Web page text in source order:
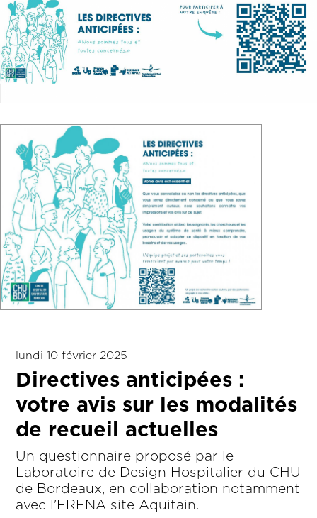
lundi 10 février 2025
Directives anticipées :
votre avis sur les modalités
de recueil actuelles
Un questionnaire proposé par le
Laboratoire de Design Hospitalier du CHU
de Bordeaux, en collaboration notamment
avec l'ERENA site Aquitain.